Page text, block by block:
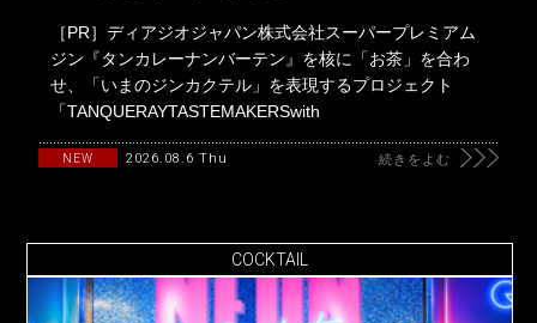
［PR］ディアジオジャパン株式会社スーパープレミアム
ジン『タンカレーナンバーテン』を核に「お茶」を合わ
せ、「いまのジンカクテル」を表現するプロジェクト
「TANQUERAYTASTEMAKERSwith
NEW 2026.08.6 Thu 続きをよむ
COCKTAIL